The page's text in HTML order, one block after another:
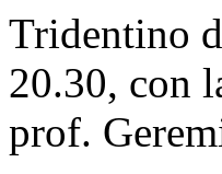
Tridentino
20.30, con
prof.